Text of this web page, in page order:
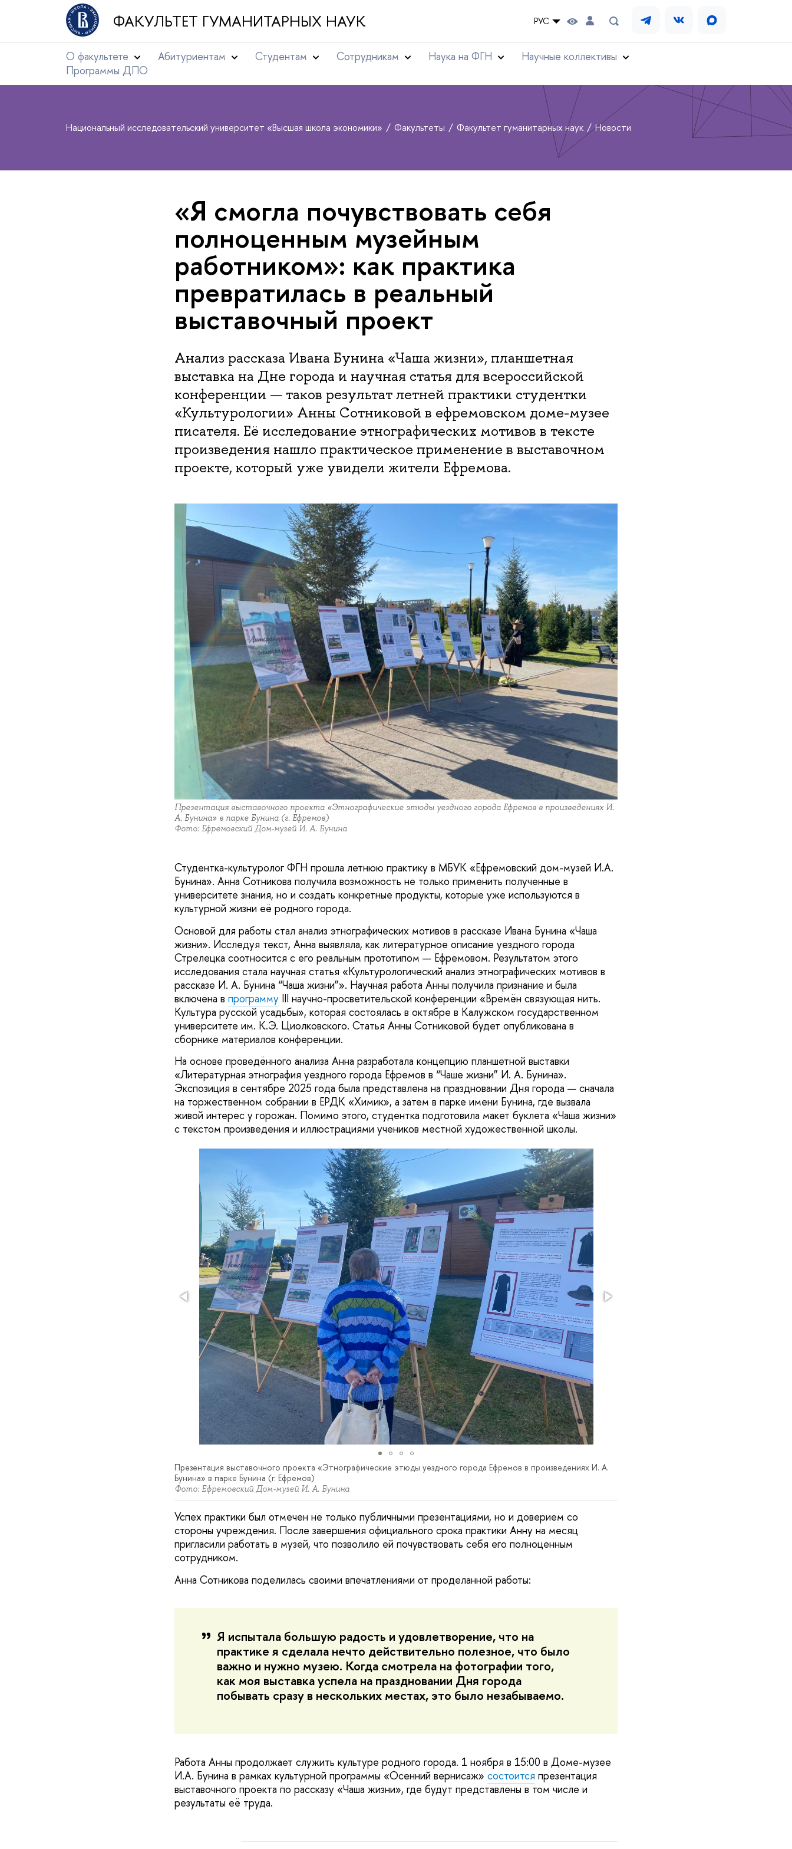
ФАКУЛЬТЕТ ГУМАНИТАРНЫХ НАУК РУС
О факультете Абитуриентам Студентам Сотрудникам Наука на ФГН
Научные коллективы
Программы ДПО
Национальный исследовательский университет «Высшая школа экономики» Факультеты Факультет гуманитарных наук Новости
«Я смогла почувствовать себя
полноценным музейным
работником»: как практика
превратилась в реальный
выставочный проект
Анализ рассказа Ивана Бунина «Чаша жизни», планшетная
выставка на Дне города и научная статья для всероссийской
конференции — таков результат летней практики студентки
«Культурологии» Анны Сотниковой в ефремовском доме-музее
писателя. Её исследование этнографических мотивов в тексте
произведения нашло практическое применение в выставочном
проекте, который уже увидели жители Ефремова.
Презентация выставочного проекта «Этнографические этюды уездного города Ефремов в произведениях И.
А. Бунина» в парке Бунина (г. Ефремов)
Фото: Ефремовский Дом-музей И. А. Бунина
Студентка-культуролог ФГН прошла летнюю практику в МБУК «Ефремовский дом-музей И.А.
Бунина». Анна Сотникова получила возможность не только применить полученные в
университете знания, но и создать конкретные продукты, которые уже используются в
культурной жизни её родного города.
Основой для работы стал анализ этнографических мотивов в рассказе Ивана Бунина «Чаша
жизни». Исследуя текст, Анна выявляла, как литературное описание уездного города
Стрелецка соотносится с его реальным прототипом — Ефремовом. Результатом этого
исследования стала научная статья «Культурологический анализ этнографических мотивов в
рассказе И. А. Бунина “Чаша жизни”». Научная работа Анны получила признание и была
включена в программуIII научно-просветительской конференции «Времён связующая нить.
Культура русской усадьбы», которая состоялась в октябре в Калужском государственном
университете им. К.Э. Циолковского. Статья Анны Сотниковой будет опубликована в
сборнике материалов конференции.
На основе проведённого анализа Анна разработала концепцию планшетной выставки
«Литературная этнография уездного города Ефремов в “Чаше жизни” И. А. Бунина».
Экспозиция в сентябре 2025 года была представлена на праздновании Дня города — сначала
на торжественном собрании в ЕРДК «Химик», а затем в парке имени Бунина, где вызвала
живой интерес у горожан. Помимо этого, студентка подготовила макет буклета «Чаша жизни»
с текстом произведения и иллюстрациями учеников местной художественной школы.
Презентация выставочного проекта «Этнографические этюды уездного города Ефремов в произведениях И. А.
Бунина» в парке Бунина (г. Ефремов)
Фото: Ефремовский Дом-музей И. А. Бунина
Успех практики был отмечен не только публичными презентациями, но и доверием со
стороны учреждения. После завершения официального срока практики Анну на месяц
пригласили работать в музей, что позволило ей почувствовать себя его полноценным
сотрудником.
Анна Сотникова поделилась своими впечатлениями от проделанной работы:
Я испытала большую радость и удовлетворение, что на
практике я сделала нечто действительно полезное, что было
важно и нужно музею. Когда смотрела на фотографии того,
как моя выставка успела на праздновании Дня города
побывать сразу в нескольких местах, это было незабываемо.
Работа Анны продолжает служить культуре родного города. 1 ноября в 15:00 в Доме-музее
И.А. Бунина в рамках культурной программы «Осенний вернисаж» состоится презентация
выставочного проекта по рассказу «Чаша жизни», где будут представлены в том числе и
результаты её труда.